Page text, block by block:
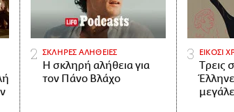
ΣΚΛΗΡΕΣ ΑΛΗΘΕΙΕΣ
H σκληρή αλήθεια για
τον Πάνο Βλάχο
ΕΙΚΟΣΙ
Tρεις